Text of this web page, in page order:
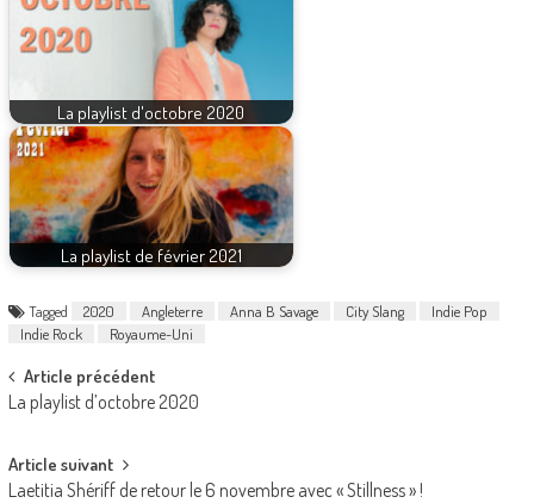
La playlist d'octobre 2020
La playlist de février 2021
Tagged 2020 Angleterre Anna B Savage City Slang
Indie Pop
Indie Rock
Royaume-Uni
Post
navigation
Article précédent
La playlist d’octobre 2020
Article suivant
Laetitia Shériff de retour le 6 novembre avec « Stillness » !